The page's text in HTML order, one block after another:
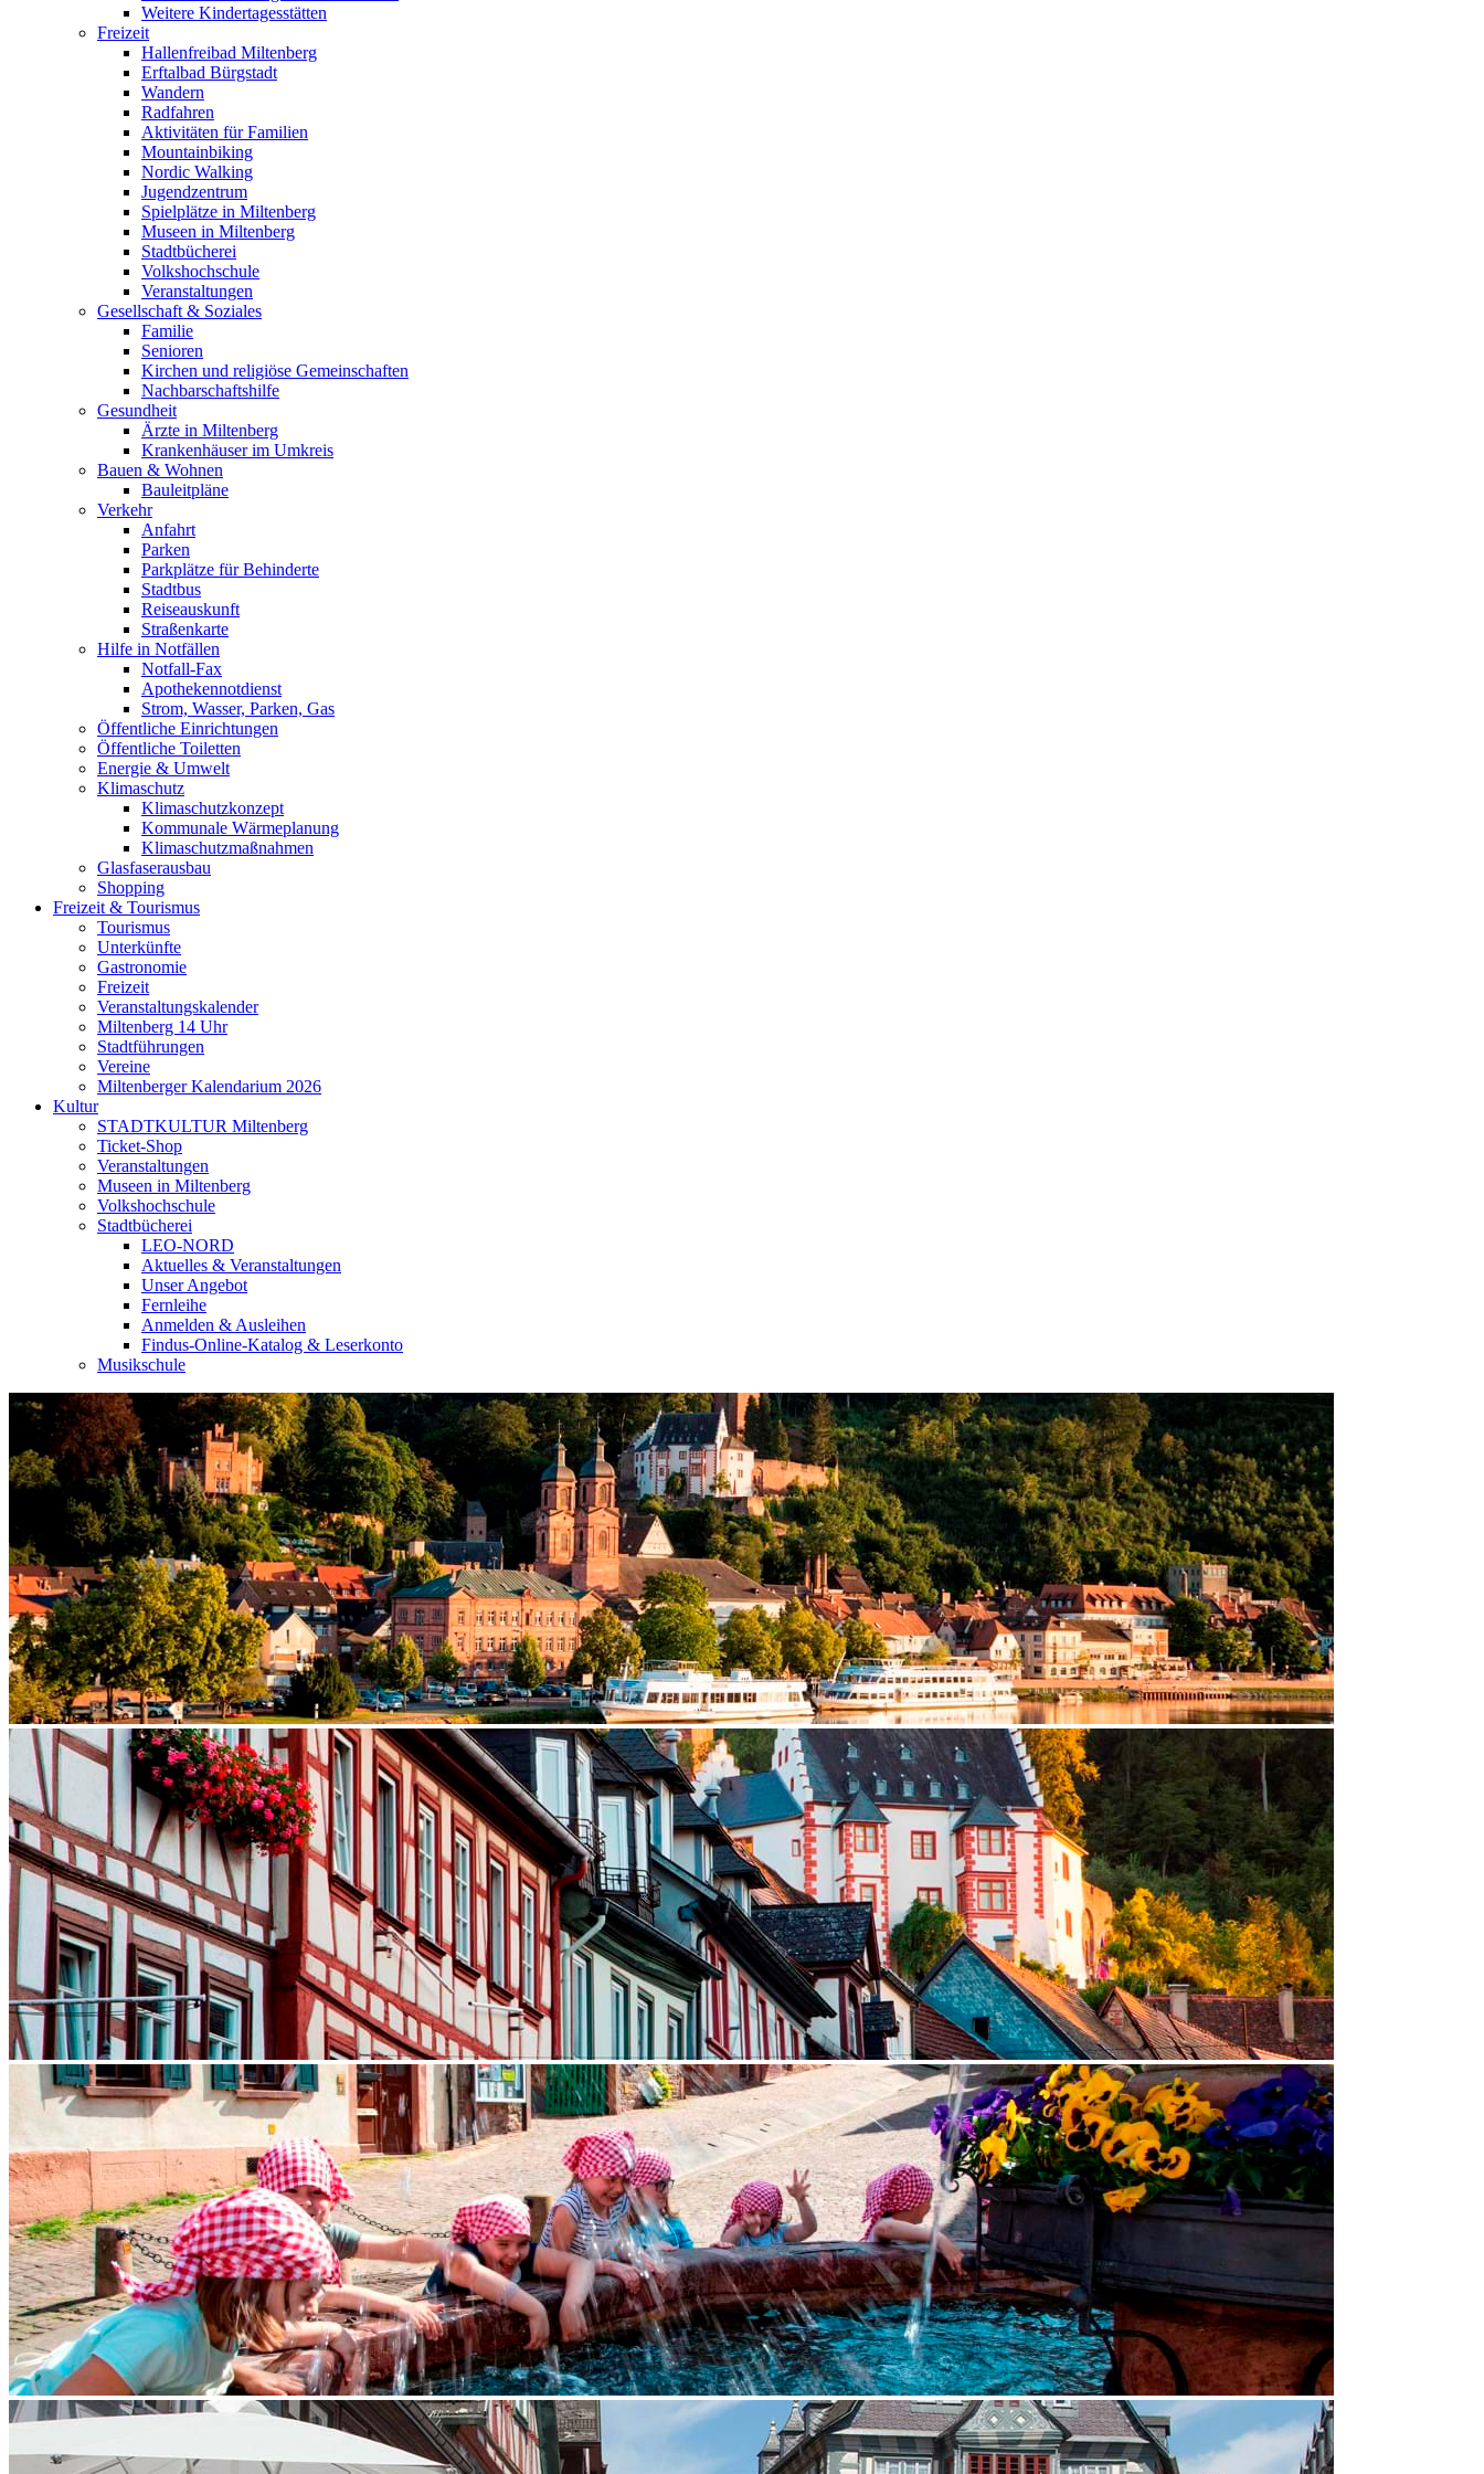
Weitere Kindertagesstätten
Freizeit
Hallenfreibad Miltenberg
Erftalbad Bürgstadt
Wandern
Radfahren
Aktivitäten für Familien
Mountainbiking
Nordic Walking
Jugendzentrum
Spielplätze in Miltenberg
Museen in Miltenberg
Stadtbücherei
Volkshochschule
Veranstaltungen
Gesellschaft & Soziales
Familie
Senioren
Kirchen und religiöse Gemeinschaften
Nachbarschaftshilfe
Gesundheit
Ärzte in Miltenberg
Krankenhäuser im Umkreis
Bauen & Wohnen
Bauleitpläne
Verkehr
Anfahrt
Parken
Parkplätze für Behinderte
Stadtbus
Reiseauskunft
Straßenkarte
Hilfe in Notfällen
Notfall-Fax
Apothekennotdienst
Strom, Wasser, Parken, Gas
Öffentliche Einrichtungen
Öffentliche Toiletten
Energie & Umwelt
Klimaschutz
Klimaschutzkonzept
Kommunale Wärmeplanung
Klimaschutzmaßnahmen
Glasfaserausbau
Shopping
Freizeit & Tourismus
Tourismus
Unterkünfte
Gastronomie
Freizeit
Veranstaltungskalender
Miltenberg 14 Uhr
Stadtführungen
Vereine
Miltenberger Kalendarium 2026
Kultur
STADTKULTUR Miltenberg
Ticket-Shop
Veranstaltungen
Museen in Miltenberg
Volkshochschule
Stadtbücherei
LEO-NORD
Aktuelles & Veranstaltungen
Unser Angebot
Fernleihe
Anmelden & Ausleihen
Findus-Online-Katalog & Leserkonto
Musikschule